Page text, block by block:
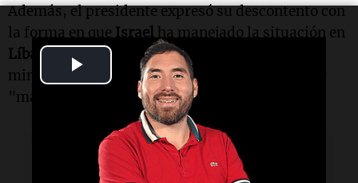
Video
Además, el presidente expresó su descontento con
la forma en que Israel ha manejado la situación en
Líbano
y con Hizbulá, sugiriendo que el primer
ministro israelí,
Benjamin Netanyahu
"más responsable con respecto a Líbano".
Lectura rápida